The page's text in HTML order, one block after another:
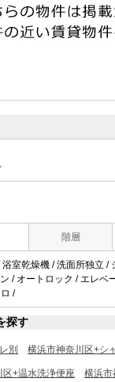
階層
室乾燥機 / 洗面所独立
/ オートロック / エレ
/
探す
別 横浜市神奈川区+シ
区+温水洗浄便座 横浜市